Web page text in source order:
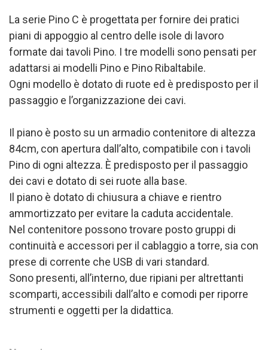
La serie Pino C è progettata per fornire dei pratici
piani di appoggio al centro delle isole di lavoro
formate dai tavoli Pino. I tre modelli sono pensati per
adattarsi ai modelli Pino e Pino Ribaltabile.
Ogni modello è dotato di ruote ed è predisposto per il
passaggio e l’organizzazione dei cavi.
Il piano è posto su un armadio contenitore di altezza
84cm, con apertura dall’alto, compatibile con i tavoli
Pino di ogni altezza. È predisposto per il passaggio
dei cavi e dotato di sei ruote alla base.
Il piano è dotato di chiusura a chiave e rientro
ammortizzato per evitare la caduta accidentale.
Nel contenitore possono trovare posto gruppi di
continuità e accessori per il cablaggio a torre, sia con
prese di corrente che USB di vari standard.
Sono presenti, all’interno, due ripiani per altrettanti
scomparti, accessibili dall’alto e comodi per riporre
strumenti e oggetti per la didattica.